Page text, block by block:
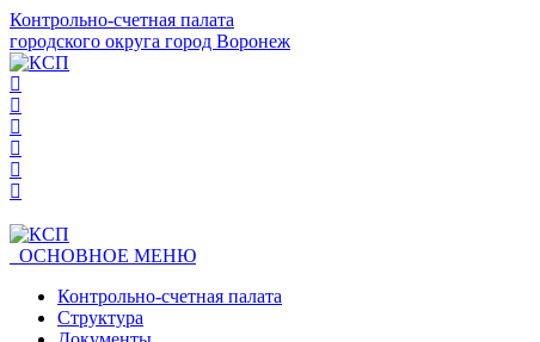
Контрольно-счетная палата
городского округа город Воронеж
ОСНОВНОЕ МЕНЮ
Контрольно-счетная палата
Структура